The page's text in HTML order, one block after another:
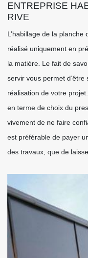
ENTREPRISE
RIVE
L’habillage de la
réalisé uniquement en
la matière. Le fait de
servir vous permet
réalisation de votre
en terme de choix du
vivement de ne faire
est préférable de payer
des travaux, que de